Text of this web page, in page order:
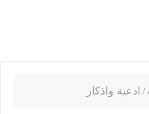
/ ادعية واذكار